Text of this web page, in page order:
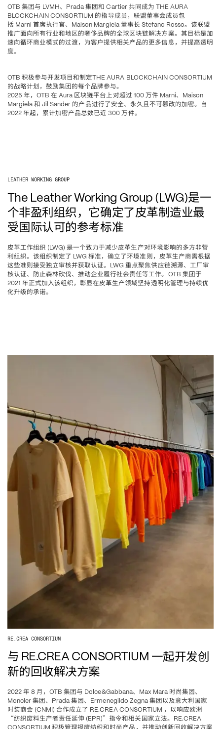
OTB 集团与 LVMH、 Prada 集团和 Cartier 共同成为 THE AURA
BLOCKCHAIN CONSORTIUM 的指导成员 ， 联盟董事会成员包
括 Marni 首席执行官、 Maison Margiela 董事长 Stefano Rosso。该联盟
推广面向所有行业和地区的奢侈品牌的全球区块链解决方案。其目标是加
速向循环商业模式的过渡，为客户提供相关产品的更多信息，并提高透明
度。
OTB 积极参与开发项目和制定
的战略计划，鼓励集团的每个品牌参与。
2025 年， OTB 在 Aura 区块链平台上对超过 100 万件 Marni、
Maison
Margiela 和 Jil Sander 的产品进行了安全、永久且不可篡改的加密。自
2022 年起，累计加密产品总数已近 300 万件。
LEATHER WORKING GROUP
The Leather Working Group (LWG)是一
个非盈利组织，它确定了皮革制造业最
受国际认可的参考标准
皮革工作组织 (LWG) 是一个致力于减少皮革生产对环境影响的多方非营
利组织。该组织制定了 LWG 标准，确立了环境准则，皮革生产商需根据
这些准则接受独立审核并获取认证。 LWG 重点聚焦供应链溯源、工厂审
核认证、防止森林砍伐、推动企业履行社会责任等工作。 OTB 集团于
2021 年正式加入该组织，彰显在皮革生产领域坚持透明化管理与持续优
化升级的承诺。
RE.CREA CONSORTIUM
与 RE.CREA CONSORTIUM 一起开发创
新的回收解决方案
2022 年 8 月，OTB 集团与 Dolce&Gabbana、 Max Mara 时尚集团、
Moncler 集团、 Prada 集团、 Ermenegildo Zegna 集团以及意大利国家
时装商会 (CNMI) 合作成立了 RE.CREA CONSORTIUM ，以响应欧洲
“纺织废料生产者责任延伸 (EPR)”指令和相关国家立法。 RE.CREA
积极管理报废纺织和时尚产品，并推动创新回收解决方案